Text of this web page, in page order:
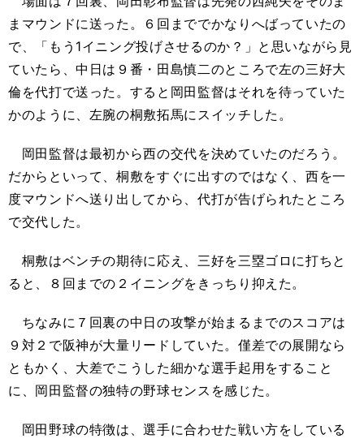
まマウンドに送った。６回まででかなりへばっていたの
で、「もう1イニング投げさせるのか？」と思いながら見
ていたら、中日は９番・田島慎二のところで左の三好大
倫を代打で送った。すると岡田監督はそれを待っていた
かのように、左腕の桐敷拓馬にスイッチした。
岡田監督は最初から西の交代を決めていたのだろう。
だからといって、桐敷をすぐに出すのではなく、西を一
度マウンドへ送り出してから、代打が告げられたところ
で交代した。
桐敷はベンチの期待に応え、三好を三塁ゴロに打ちと
ると、８回までの２イニングをきっちり抑えた。
ちなみに７回裏の中日の攻撃が始まるまでのスコアは
９対２で阪神が大量リードしていた。僅差での展開なら
ともかく、大差でこうした細かな選手起用をすること
に、岡田監督の独特の野球センスを感じた。
岡田野球の特徴は、選手に合わせた戦い方をしている